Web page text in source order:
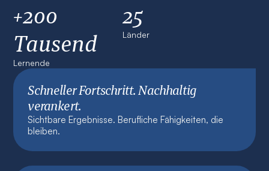
+200
Tausend
Lernende
25
Länder
Schneller Fortschritt. Nachhaltig
verankert.
Sichtbare Ergebnisse. Berufliche Fähigkeiten, die
bleiben.